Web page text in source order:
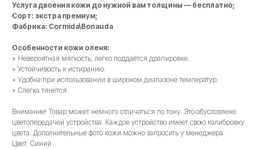
Услуга двоения кожи до нужной вам толщины — бесплатно;
Сорт: экстра премиум;
Фабрика: Cormida\Bonauda
Особенности кожи оленя:
+ Невероятная мягкость, легко поддаётся драпировке.
+ Устойчивость к истиранию.
+ Удобна при использовании в широком диапазоне температур.
+ Слегка тянется.
Внимание! Товар может немного отличаться по тону. Это обусловлено
цветопередачей устройства. Каждое устройство имеет свою калибровку
цвета. Дополнительные фото кожи можно запросить у менеджера.
Цвет: Синий